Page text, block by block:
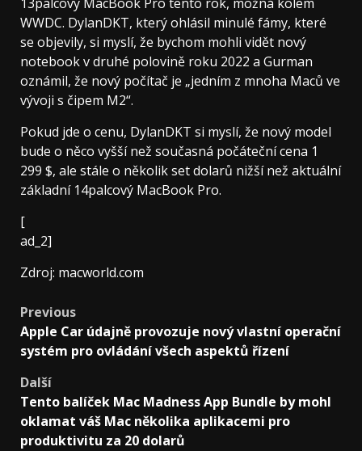
WWDC. DylanDKT, který ohlásil minulé fámy, které
se objevily, si myslí, že bychom mohli vidět nový
notebook v druhé polovině roku 2022 a Gurman
oznámil, že nový počítač je „jedním z mnoha Maců ve
vývoji s čipem M2“.
Pokud jde o cenu, DylanDKT si myslí, že nový model
bude o něco vyšší než současná počáteční cena 1
299 $, ale stále o několik set dolarů nižší než aktuální
základní 14palcový MacBook Pro.
[
ad_2]
Zdroj: macworld.com
Post
navigation
Previous
Apple Car údajně provozuje nový vlastní operační
systém pro ovládání všech aspektů řízení
Další
Tento balíček Mac Madness App Bundle by mohl
oklamat váš Mac několika aplikacemi pro
produktivitu za 20 dolarů